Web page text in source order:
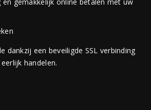
dankzij een beveiligde SSL verbinding
handelen.